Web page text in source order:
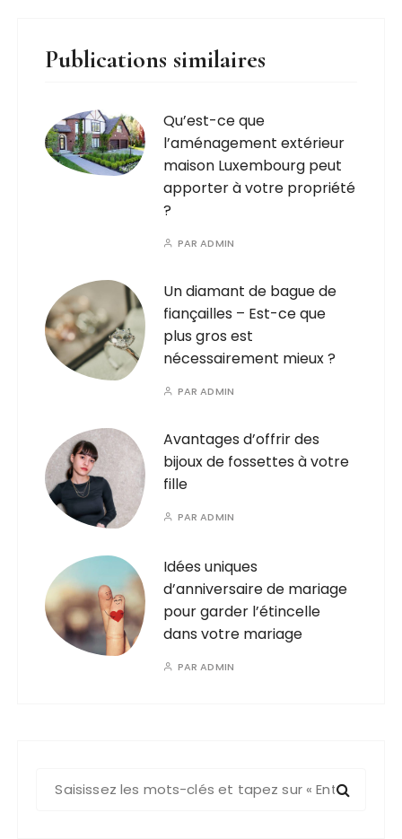
Publications similaires
Qu’est-ce que
l’aménagement extérieur
maison Luxembourg peut
apporter à votre propriété
?
PARADMIN
Un diamant de bague de
fiançailles – Est-ce que
plus gros est
nécessairement mieux ?
PARADMIN
Avantages d’offrir des
bijoux de fossettes à votre
fille
PARADMIN
Idées uniques
d’anniversaire de mariage
pour garder l’étincelle
dans votre mariage
PARADMIN